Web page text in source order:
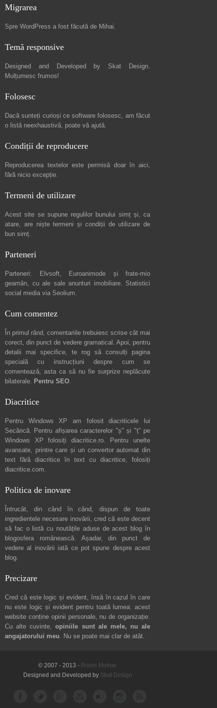
Migrarea
Spre WordPress a fost făcută de Mihai.
Temă responsive
Designed and Developed by Skat Design.
Mulțumesc frumos!
Folosesc
Dacă sunteți curioși ce software folosesc, am făcut
o listă neexhaustivă, poate vă ajută.
Condiții de reproducere
Reproducerea textelor este permisă doar în aici,
fără nicio excepție.
Termeni de utilizare
Acest site se supune regulilor bunului simț și, ca
atare, are niștetermeni și condiții de utilizare de
bun simț.
Parteneri
Parteneri: Elvsoft, Euroanimode și frate-mio
geamăn, cu ale sale anunturi imobiliare. Statistici
social media via Seolium.
Cum comentez
În primul rând, comentariile trebuiesc scrise cât mai
corect, din punct de vedere gramatical. Apoi, pentru
detalii mai specifice, te rog să consulți pagina
specială cu instrucțiuni despre cum se
comentează, asta ca să nu fie surprize neplăcute
bilaterale. Pentru SEO.
Diacritice
Pentru Windows XP am folosit diacriticele lui
Secărică. Pentru afișarea caracterelor "ș" și "ț" pe
Windows XP folosiți diacritice.ro. Pentru unelte
avansate, printre care și un convertor automat din
text fără diacritice în text cu diacritice, folosiți
diacritice.com.
Politica de inovare
Întrucât, din când în când, dispun de toate
ingredientele necesare inovării, cred că este decent
să fac o listă cu noutățile aduse de acest blog în
blogosfera românească. Așadar, din punct de
vedere al inovării iată ce pot spune despre acest
blog.
Precizare
Cred că este logic și evident, însă în cazul în care
nu este logic și evident pentru toată lumea: acest
website conține opinii personale, nu de organizație.
Cu alte cuvinte,opiniile sunt ale mele, nu ale
angajatorului meu. Nu se poate mai clar de atât.
© 2007 - 2013 - Robin Molnar
Designed and Developed by Skat Design